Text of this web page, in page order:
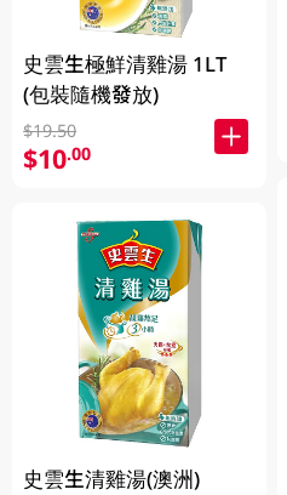
史雲生極鮮清雞湯 1LT
(包裝隨機發放)
$19.50
$10.00
史雲生清雞湯(澳洲)